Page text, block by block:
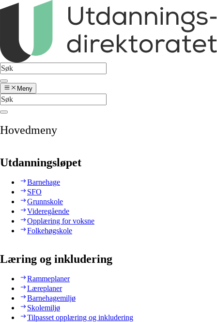
Meny
Hovedmeny
Utdanningsløpet
Barnehage
SFO
Grunnskole
Videregående
Opplæring for voksne
Folkehøgskole
Læring og inkludering
Rammeplaner
Læreplaner
Barnehagemiljø
Skolemiljø
Tilpasset opplæring og inkludering